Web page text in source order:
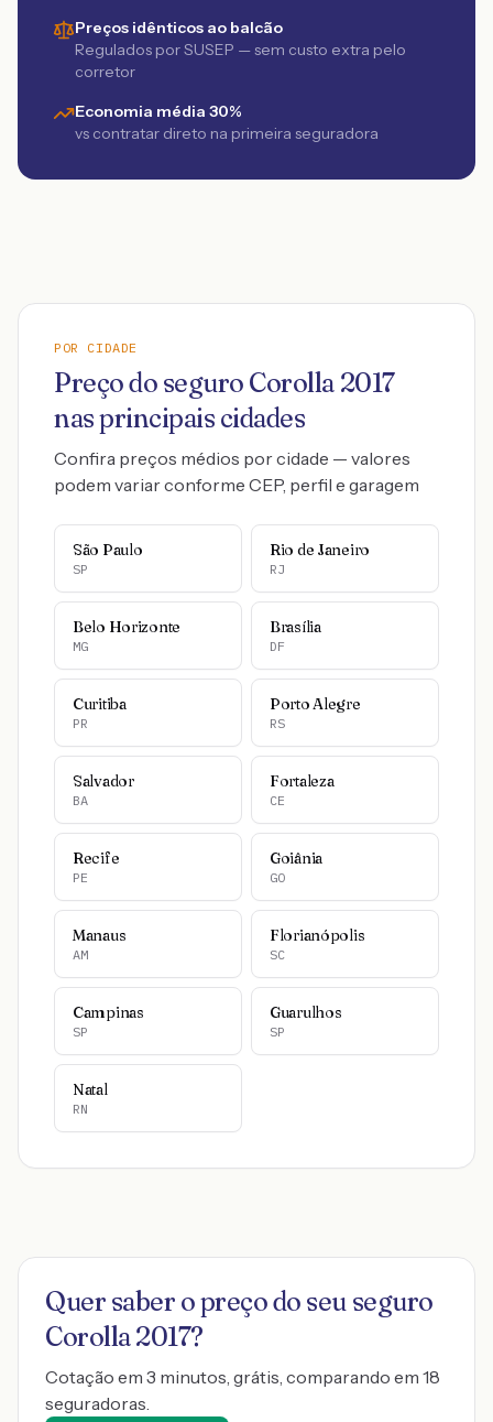
Preços idênticos ao balcão
Regulados por SUSEP — sem custo extra pelo
corretor
Economia média 30%
vs contratar direto na primeira seguradora
POR CIDADE
Preço do seguro Corolla 2017
nas principais cidades
Confira preços médios por cidade — valores
podem variar conforme CEP, perfil e garagem
São Paulo
SP
Rio de Janeiro
RJ
Belo Horizonte
MG
Brasília
DF
Curitiba
PR
Porto Alegre
RS
Salvador
BA
Fortaleza
CE
Recife
PE
Goiânia
GO
Manaus
AM
Florianópolis
SC
Campinas
SP
Guarulhos
SP
Natal
RN
Quer saber o preço do seu seguro
Corolla 2017?
Cotação em 3 minutos, grátis, comparando em 18
seguradoras.